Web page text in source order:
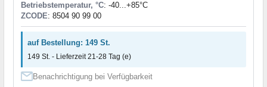
Betriebstemperatur, °C: -40...+85°С
ZCODE: 8504 90 99 00
auf Bestellung: 149 St.
149 St. - Lieferzeit 21-28 Tag (e)
Benachrichtigung bei Verfügbarkeit